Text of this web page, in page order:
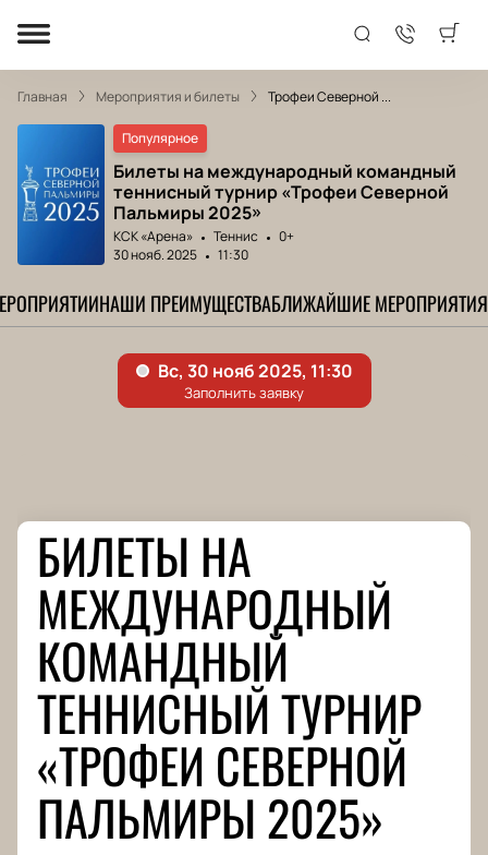
Главная Мероприятия и билеты Трофеи Северной ...
Популярное
Билеты на международный командный
теннисный турнир «Трофеи Северной
Пальмиры 2025»
КСК «Арена» Теннис
0+
30 нояб. 2025
11:30
НАШИ ПРЕИМУЩЕСТВАБЛИЖАЙШИЕ МЕРОПРИЯТИЯ
БИЛЕТЫ НА
МЕЖДУНАРОДНЫЙ
КОМАНДНЫЙ
ТЕННИСНЫЙ ТУРНИР
«ТРОФЕИ СЕВЕРНОЙ
ПАЛЬМИРЫ 2025»